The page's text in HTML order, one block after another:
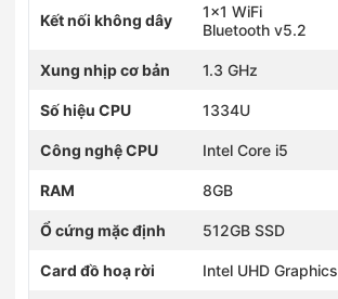
Kết nối không dây
1x1 WiFi
Bluetooth v5.2
Xung nhịp cơ bản 1.3 GHz
Số hiệu CPU 1334U
Công nghệ CPU Intel Core i5
RAM 8GB
Ổ cứng mặc định 512GB SSD
Card đồ hoạ rời Intel UHD Graphics